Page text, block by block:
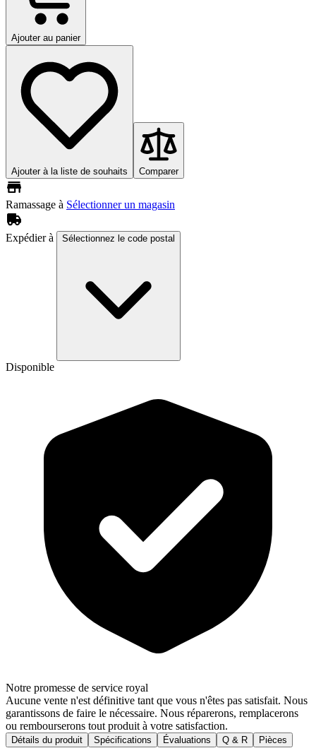
Ajouter au panier
Ajouter à la liste de souhaits Comparer
Ramassage à Sélectionner un magasin
Expédier à Sélectionnez le code postal
Disponible
Notre promesse de service royal
Aucune vente n'est définitive tant que vous n'êtes pas satisfait. Nous
garantissons de faire le nécessaire. Nous réparerons, remplacerons
ou rembourserons tout produit à votre satisfaction.
Détails du produit Spécifications Évaluations Q & R Pièces